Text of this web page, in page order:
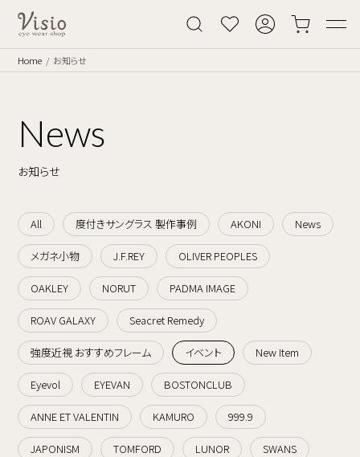
Home お知らせ
News
お知らせ
All 度付きサングラス 製作事例 AKONI News
メガネ小物 J.F.REY OLIVER PEOPLES
OAKLEY NORUT PADMA IMAGE
ROAV GALAXY Seacret Remedy
強度近視 おすすめフレーム イベント New Item
Eyevol EYEVAN BOSTONCLUB
ANNE ET VALENTIN KAMURO 999.9
JAPONISM TOMFORD LUNOR SWANS